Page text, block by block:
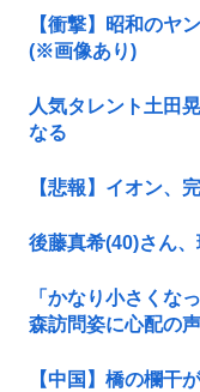
【衝撃】昭和のヤ
(※画像あり)
人気タレント土田
なる
【悲報】イオン、
後藤真希(40)さん
「かなり小さくな
森訪問姿に心配の
【中国】橋の欄干